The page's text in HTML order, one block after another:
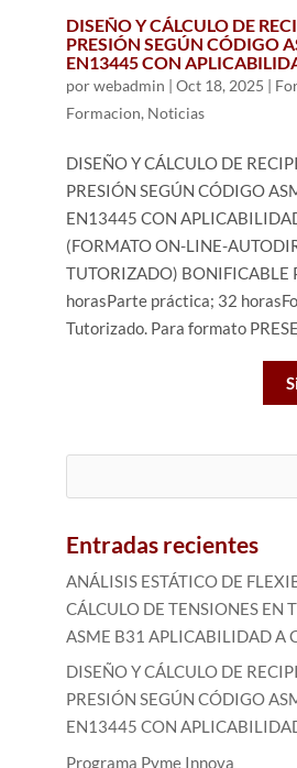
DISEÑO Y CÁLCULO DE
PRESIÓN SEGÚN CÓDIGO
EN13445 CON
porwebadmin | Oct 18, 2025 |
Formacion, Noticias
DISEÑO Y CÁLCULO DE
PRESIÓN SEGÚN CÓDIGO
EN13445 CON
(FORMATO ON-LINE-
TUTORIZADO) BONIFICABLE
horasParte práctica; 32
Tutorizado. Para formato
Entradas recientes
ANÁLISIS ESTÁTICO DE
CÁLCULO DE TENSIONES EN
ASME B31 APLICABILIDAD A
DISEÑO Y CÁLCULO DE
PRESIÓN SEGÚN CÓDIGO
EN13445 CON
Programa Pyme Innova